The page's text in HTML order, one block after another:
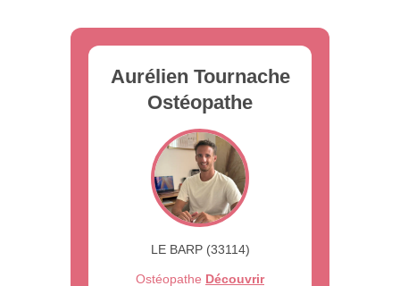
Aurélien Tournache
Ostéopathe
LE BARP (33114)
Ostéopathe Découvrir